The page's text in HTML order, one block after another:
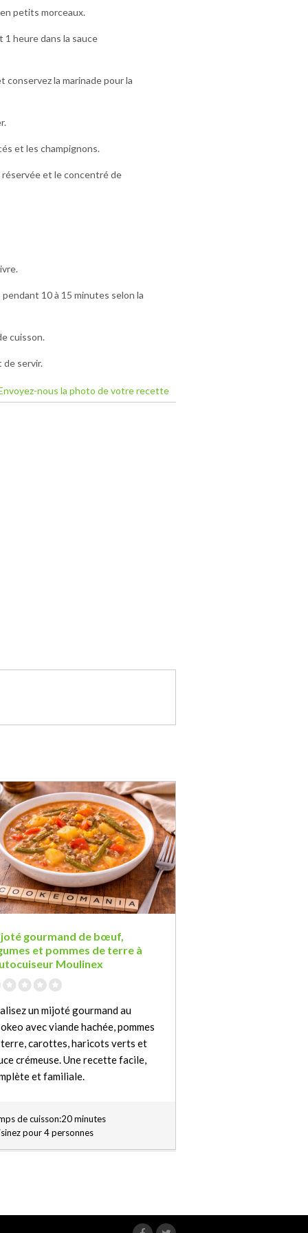
petits morceaux.
1 heure dans la sauce
conservez la marinade pour la
et les champignons.
réservée et le concentré de
10 à 15 minutes selon la
cuisson.
de servir.
nous la photo de votre recette
gourmand de bœuf,
et pommes de terre à
Moulinex
un mijoté gourmand au
avec viande hachée, pommes
terre, carottes, haricots verts et
crémeuse. Une recette facile,
et familiale.
de cuisson:20 minutes
pour 4 personnes